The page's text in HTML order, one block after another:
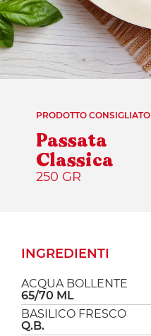
PRODOTTO CONSIGLIATO
Passata
Classica
250 GR
INGREDIENTI
ACQUA BOLLENTE
65/70 ML
BASILICO FRESCO
Q.B.